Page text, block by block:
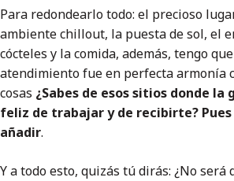
Para redondearlo todo: el precioso
ambiente chillout, la puesta de sol, el
cócteles y la comida, además, tengo
atendimiento fue en perfecta armonía
cosas ¿Sabes de esos sitios donde
feliz de trabajar y de recibirte? Pues
añadir.
Y a todo esto, quizás tú dirás: ¿No será